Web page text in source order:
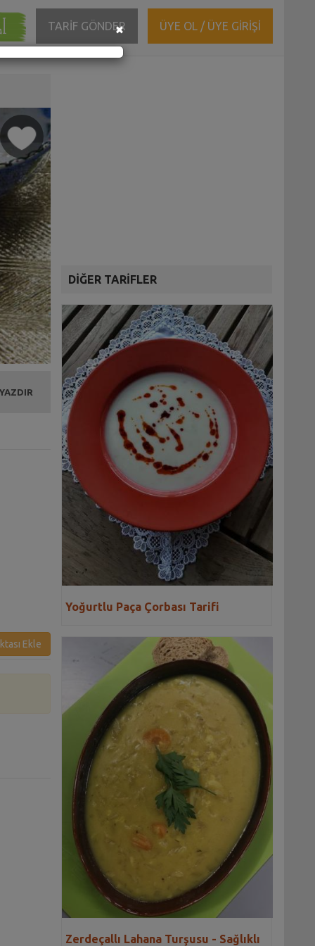
TARİF GÖNDER ÜYE OL / ÜYE GİRİŞİ
Ekle
DİĞER TARİFLER
Yoğurtlu Paça Çorbası Tarifi
Zerdeçallı Lahana Turşusu - Sağlıklı
×Close